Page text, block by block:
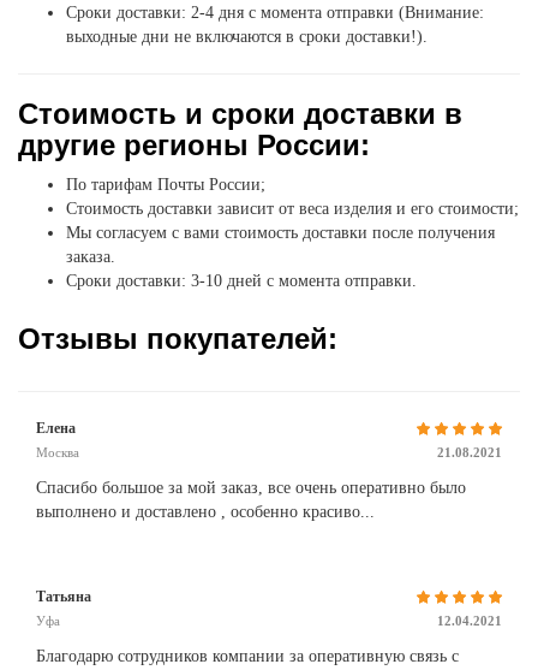
Сроки доставки: 2-4 дня с момента отправки (Внимание:
выходные дни не включаются в сроки доставки!).
Стоимость и сроки доставки в
другие регионы России:
По тарифам Почты России;
Стоимость доставки зависит от веса изделия и его стоимости;
Мы согласуем с вами стоимость доставки после получения
заказа.
Сроки доставки: 3-10 дней с момента отправки.
Отзывы покупателей:
Елена
Москва 21.08.2021
Спасибо большое за мой заказ, все очень оперативно было
выполнено и доставлено , особенно красиво...
Татьяна
Уфа 12.04.2021
Благодарю сотрудников компании за оперативную связь с